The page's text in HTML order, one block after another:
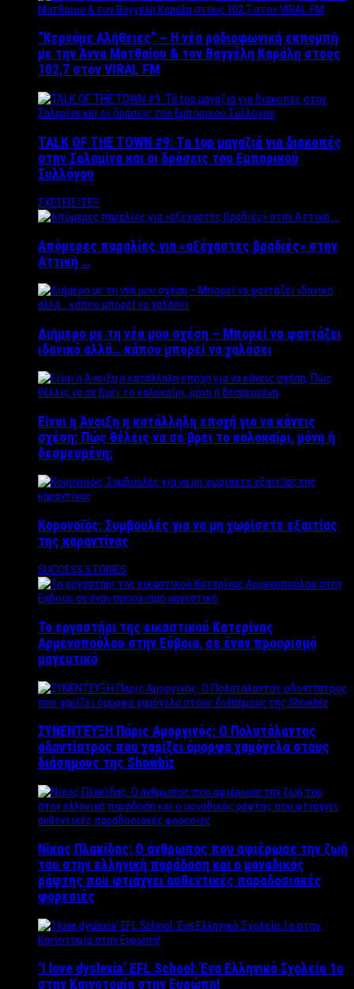
“Kερνάμε Αλήθειες” – Η νέα ραδιοφωνική εκπομπή
με την Άννα Ματθαίου & τον Βαγγέλη Καράλη στους
102,7 στον VIRAL FM
TALK OF THE TOWN #9: Τα top μαγαζιά για διακοπές
στην Σαλαμίνα και οι δράσεις του Εμπορικού
Συλλόγου
ΣΧΕΣΕΙΣ/ΣΕΞ
Απόμερες παραλίες για «αξέχαστες βραδιές» στην
Αττική …
Διήμερο με τη νέα μου σχέση – Μπορεί να φαντάζει
ιδανικό αλλά… κάπου μπορεί να χαλάσει
Είναι η Άνοιξη η κατάλληλη εποχή για να κάνεις
σχέση; Πώς θέλεις να σε βρει το καλοκαίρι, μόνη ή
δεσμευμένη;
Κορονοϊός: Συμβουλές για να μη χωρίσετε εξαιτίας
της καραντίνας
SUCCESS STORIES
Το εργαστήρι της εικαστικού Κατερίνας
Αρμενοπούλου στην Εύβοια, σε έναν προορισμό
μαγευτικό
ΣΥΝΕΝΤΕΥΞΗ Πάρις Αμοργινός: O Πολυτάλαντος
οδοντίατρος που χαρίζει όμορφα χαμόγελα στους
διάσημους της Showbiz
Νίκος Πλακίδας: O άνθρωπος που αφιέρωσε την ζωή
του στην ελληνική παράδοση και ο μοναδικός
ράφτης που φτιάχνει αυθεντικές παραδοσιακές
φορεσιές
‘Ι love dyslexia’ EFL School: Ένα Ελληνικό Σχολείo 1ο
στην Καινοτομία στην Ευρώπη!